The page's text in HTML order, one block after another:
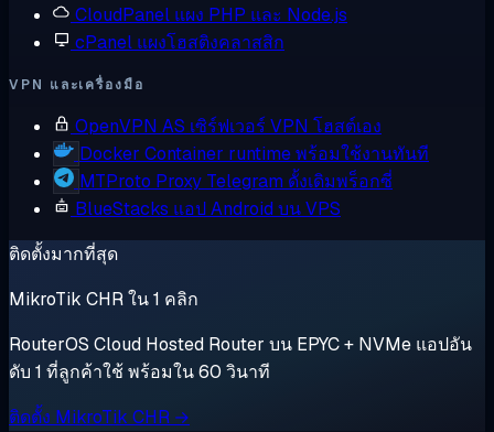
CloudPanel แผง PHP และ Node.js
cPanel แผงโฮสติงคลาสสิก
VPN และเครื่องมือ
OpenVPN AS เซิร์ฟเวอร์ VPN โฮสต์เอง
Docker Container runtime พร้อมใช้งานทันที
MTProto Proxy Telegram ดั้งเดิมพร็อกซี่
BlueStacks แอป Android บน VPS
ติดตั้งมากที่สุด
MikroTik CHR ใน 1 คลิก
RouterOS Cloud Hosted Router บน EPYC + NVMe แอปอัน
ดับ 1 ที่ลูกค้าใช้ พร้อมใน 60 วินาที
ติดตั้ง MikroTik CHR →